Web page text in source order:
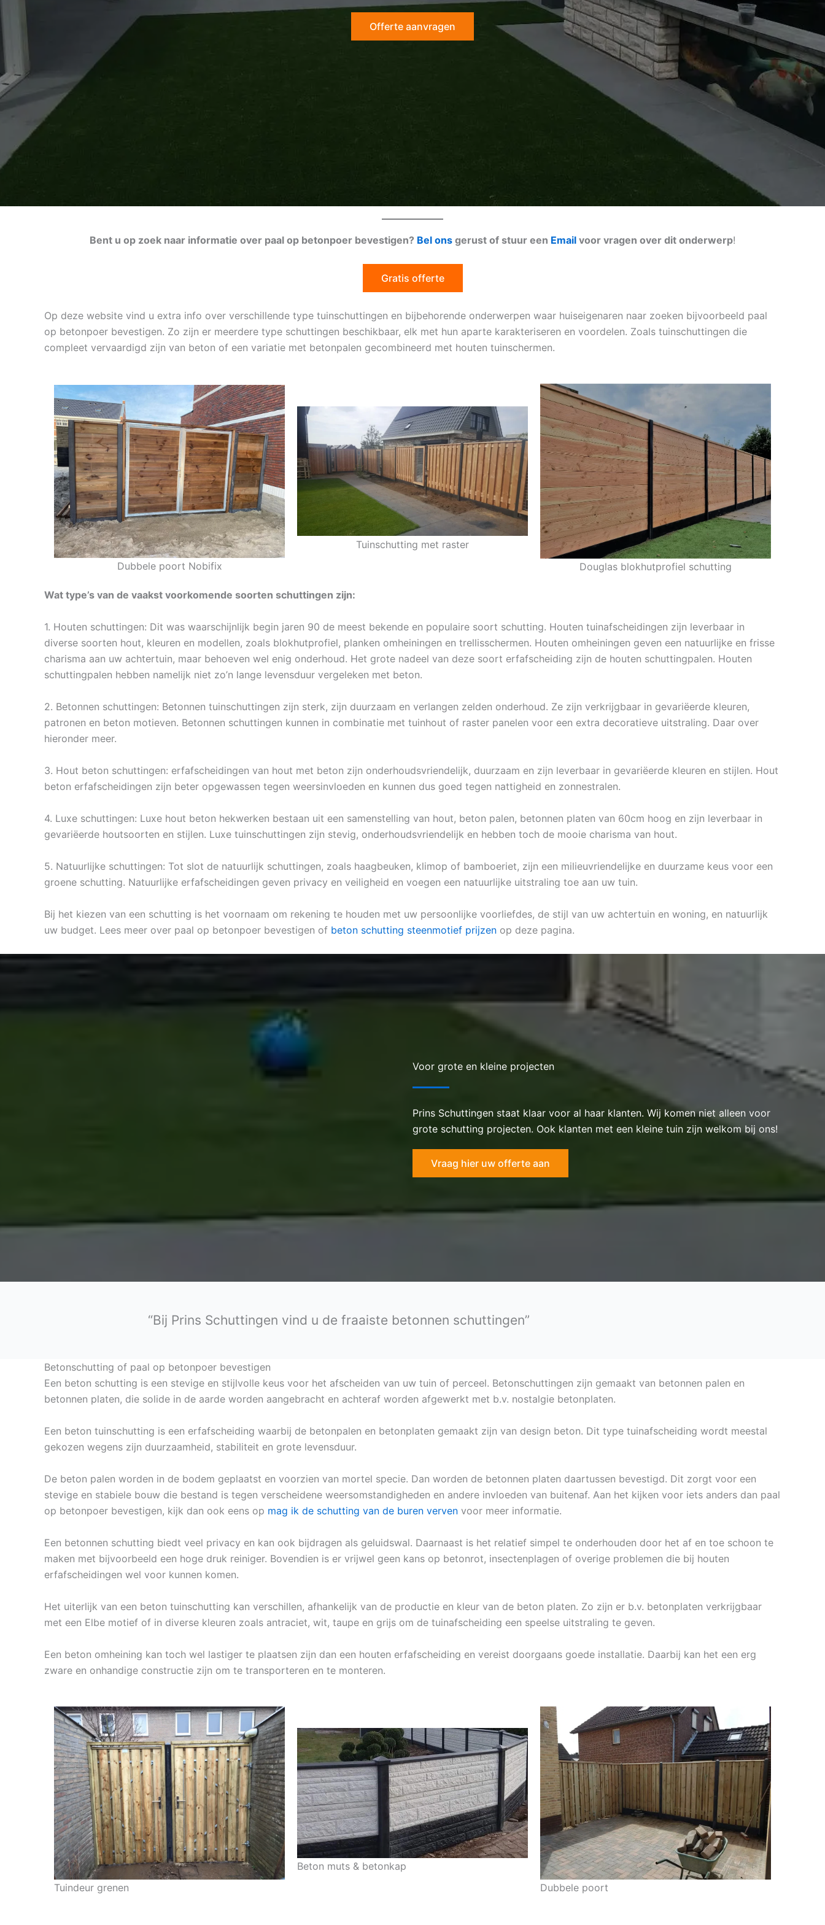
Offerte aanvragen
Bent u op zoek naar informatie over paal op betonpoer bevestigen? Bel ons gerust of stuur een Email voor vragen over dit onderwerp!
Gratis offerte
Op deze website vind u extra info over verschillende type tuinschuttingen en bijbehorende onderwerpen waar huiseigenaren naar zoeken bijvoorbeeld paal
op betonpoer bevestigen. Zo zijn er meerdere type schuttingen beschikbaar, elk met hun aparte karakteriseren en voordelen. Zoals tuinschuttingen die
compleet vervaardigd zijn van beton of een variatie met betonpalen gecombineerd met houten tuinschermen.
Dubbele poort Nobifix
Tuinschutting met raster
Douglas blokhutprofiel schutting
Wat type’s van de vaakst voorkomende soorten schuttingen zijn:
1. Houten schuttingen: Dit was waarschijnlijk begin jaren 90 de meest bekende en populaire soort schutting. Houten tuinafscheidingen zijn leverbaar in
diverse soorten hout, kleuren en modellen, zoals blokhutprofiel, planken omheiningen en trellisschermen. Houten omheiningen geven een natuurlijke en frisse
charisma aan uw achtertuin, maar behoeven wel enig onderhoud. Het grote nadeel van deze soort erfafscheiding zijn de houten schuttingpalen. Houten
schuttingpalen hebben namelijk niet zo’n lange levensduur vergeleken met beton.
2. Betonnen schuttingen: Betonnen tuinschuttingen zijn sterk, zijn duurzaam en verlangen zelden onderhoud. Ze zijn verkrijgbaar in gevariëerde kleuren,
patronen en beton motieven. Betonnen schuttingen kunnen in combinatie met tuinhout of raster panelen voor een extra decoratieve uitstraling. Daar over
hieronder meer.
3. Hout beton schuttingen: erfafscheidingen van hout met beton zijn onderhoudsvriendelijk, duurzaam en zijn leverbaar in gevariëerde kleuren en stijlen. Hout
beton erfafscheidingen zijn beter opgewassen tegen weersinvloeden en kunnen dus goed tegen nattigheid en zonnestralen.
4. Luxe schuttingen: Luxe hout beton hekwerken bestaan uit een samenstelling van hout, beton palen, betonnen platen van 60cm hoog en zijn leverbaar in
gevariëerde houtsoorten en stijlen. Luxe tuinschuttingen zijn stevig, onderhoudsvriendelijk en hebben toch de mooie charisma van hout.
5. Natuurlijke schuttingen: Tot slot de natuurlijk schuttingen, zoals haagbeuken, klimop of bamboeriet, zijn een milieuvriendelijke en duurzame keus voor een
groene schutting. Natuurlijke erfafscheidingen geven privacy en veiligheid en voegen een natuurlijke uitstraling toe aan uw tuin.
Bij het kiezen van een schutting is het voornaam om rekening te houden met uw persoonlijke voorliefdes, de stijl van uw achtertuin en woning, en natuurlijk
uw budget. Lees meer over paal op betonpoer bevestigen of beton schutting steenmotief prijzen op deze pagina.
Voor grote en kleine projecten
Prins Schuttingen staat klaar voor al haar klanten. Wij komen niet alleen voor
grote schutting projecten. Ook klanten met een kleine tuin zijn welkom bij ons!
Vraag hier uw offerte aan
“Bij Prins Schuttingen vind u de fraaiste betonnen schuttingen”
Betonschutting of paal op betonpoer bevestigen
Een beton schutting is een stevige en stijlvolle keus voor het afscheiden van uw tuin of perceel. Betonschuttingen zijn gemaakt van betonnen palen en
betonnen platen, die solide in de aarde worden aangebracht en achteraf worden afgewerkt met b.v. nostalgie betonplaten.
Een beton tuinschutting is een erfafscheiding waarbij de betonpalen en betonplaten gemaakt zijn van design beton. Dit type tuinafscheiding wordt meestal
gekozen wegens zijn duurzaamheid, stabiliteit en grote levensduur.
De beton palen worden in de bodem geplaatst en voorzien van mortel specie. Dan worden de betonnen platen daartussen bevestigd. Dit zorgt voor een
stevige en stabiele bouw die bestand is tegen verscheidene weersomstandigheden en andere invloeden van buitenaf. Aan het kijken voor iets anders dan paal
op betonpoer bevestigen, kijk dan ook eens op mag ik de schutting van de buren verven voor meer informatie.
Een betonnen schutting biedt veel privacy en kan ook bijdragen als geluidswal. Daarnaast is het relatief simpel te onderhouden door het af en toe schoon te
maken met bijvoorbeeld een hoge druk reiniger. Bovendien is er vrijwel geen kans op betonrot, insectenplagen of overige problemen die bij houten
erfafscheidingen wel voor kunnen komen.
Het uiterlijk van een beton tuinschutting kan verschillen, afhankelijk van de productie en kleur van de beton platen. Zo zijn er b.v. betonplaten verkrijgbaar
met een Elbe motief of in diverse kleuren zoals antraciet, wit, taupe en grijs om de tuinafscheiding een speelse uitstraling te geven.
Een beton omheining kan toch wel lastiger te plaatsen zijn dan een houten erfafscheiding en vereist doorgaans goede installatie. Daarbij kan het een erg
zware en onhandige constructie zijn om te transporteren en te monteren.
Tuindeur grenen
Beton muts & betonkap
Dubbele poort